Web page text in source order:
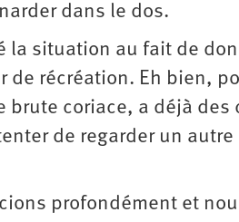
dans le dos.
la situation au fait de
de récréation. Eh bien,
brute coriace, a déjà
de regarder un
profondément et